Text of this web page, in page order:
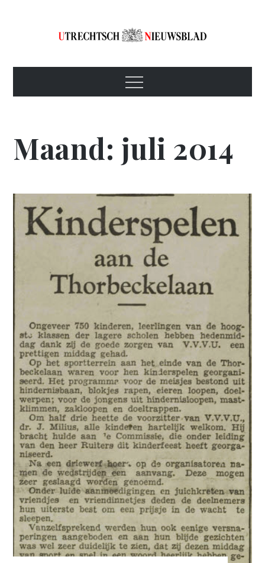
Utrechtsch
Nieuwsblad
1893-1967
Menu
Maand: juli 2014